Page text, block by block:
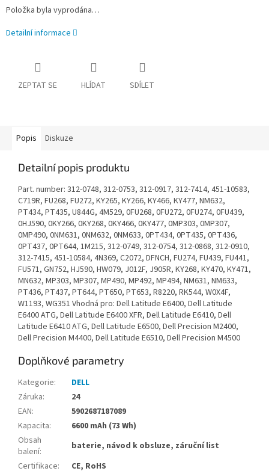
Položka byla vyprodána…
Detailní informace
ZEPTAT SE HLÍDAT SDÍLET
Popis Diskuze
Detailní popis produktu
Part. number: 312-0748, 312-0753, 312-0917, 312-7414, 451-10583,
C719R, FU268, FU272, KY265, KY266, KY466, KY477, NM632,
PT434, PT435, U844G, 4M529, 0FU268, 0FU272, 0FU274, 0FU439,
0HJ590, 0KY266, 0KY268, 0KY466, 0KY477, 0MP303, 0MP307,
0MP490, 0NM631, 0NM632, 0NM633, 0PT434, 0PT435, 0PT436,
0PT437, 0PT644, 1M215, 312-0749, 312-0754, 312-0868, 312-0910,
312-7415, 451-10584, 4N369, C2072, DFNCH, FU274, FU439, FU441,
FU571, GN752, HJ590, HW079, J012F, J905R, KY268, KY470, KY471,
MN632, MP303, MP307, MP490, MP492, MP494, NM631, NM633,
PT436, PT437, PT644, PT650, PT653, R8220, RK544, W0X4F,
W1193, WG351 Vhodná pro: Dell Latitude E6400, Dell Latitude
E6400 ATG, Dell Latitude E6400 XFR, Dell Latitude E6410, Dell
Latitude E6410 ATG, Dell Latitude E6500, Dell Precision M2400,
Dell Precision M4400, Dell Latitude E6510, Dell Precision M4500
Doplňkové parametry
Kategorie:
DELL
Záruka:
24
EAN:
5902687187089
Kapacita:
6600 mAh (73 Wh)
Obsah
balení:
baterie, návod k obsluze, záruční list
Certifikace: CE, RoHS